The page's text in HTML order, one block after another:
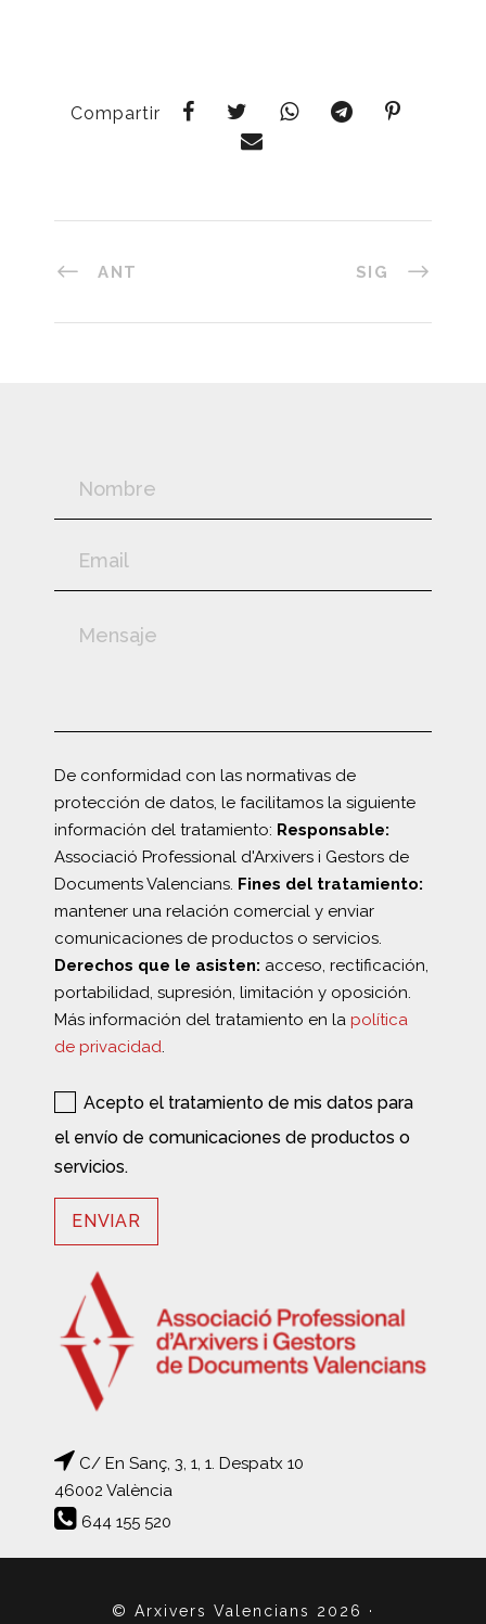
Compartir
ANT SIG
De conformidad con las normativas de
protección de datos, le facilitamos la siguiente
información del tratamiento: Responsable:
Associació Professional d'Arxivers i Gestors de
Documents Valencians. Fines del tratamiento:
mantener una relación comercial y enviar
comunicaciones de productos o servicios.
Derechos que le asisten: acceso, rectificación,
portabilidad, supresión, limitación y oposición.
Más información del tratamiento en la política
de privacidad.
Acepto el tratamiento de mis datos para
el envío de comunicaciones de productos o
servicios.
C/ En Sanç, 3, 1, 1. Despatx 10
46002 València
644 155 520
© Arxivers Valencians 2026 ·